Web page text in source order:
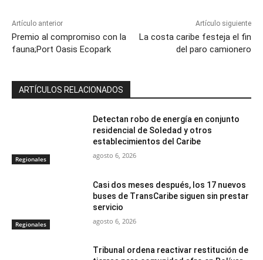
Artículo anterior
Premio al compromiso con la
fauna;Port Oasis Ecopark
Artículo siguiente
La costa caribe festeja el fin
del paro camionero
ARTÍCULOS RELACIONADOS
Regionales
Detectan robo de energía en conjunto
residencial de Soledad y otros
establecimientos del Caribe
agosto 6, 2026
Regionales
Casi dos meses después, los 17 nuevos
buses de TransCaribe siguen sin prestar
servicio
agosto 6, 2026
Tribunal ordena reactivar restitución de